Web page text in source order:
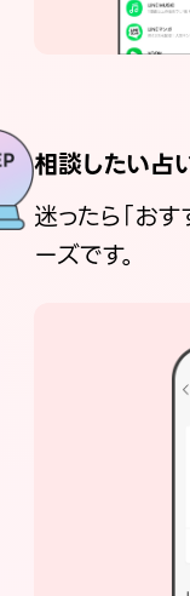
相談したい占
迷ったら「お
ーズです。